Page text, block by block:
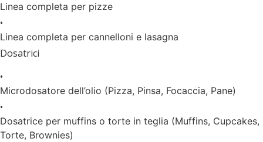
Linea completa per pizze
•
Linea completa per cannelloni e lasagna
Dosatrici
•
Microdosatore dell’olio (Pizza, Pinsa, Focaccia, Pane)
•
Dosatrice per muffins o torte in teglia (Muffins, Cupcakes,
Torte, Brownies)